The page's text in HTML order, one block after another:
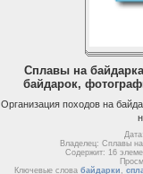
Сплавы на
байдарок,
Организация походов на
Владелец: Сплавы
Содержит: 16
Ключевые слова байдарки ,